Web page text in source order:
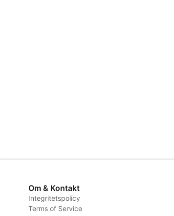
Om & Kontakt
Integritetspolicy
Terms of Service